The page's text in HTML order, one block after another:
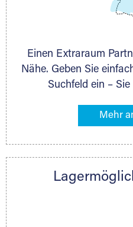
Einen Extraraum
Nähe. Geben Sie
Suchfeld ein –
Lagermöglichkeiten in
direkt online mieten.
nächstgelegenen